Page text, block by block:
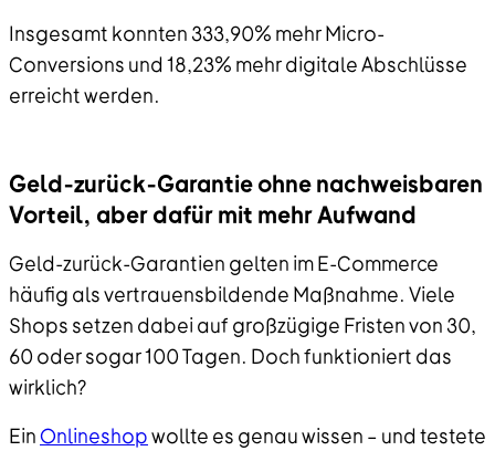
Insgesamt konnten 333,90% mehr Micro-
Conversions und 18,23% mehr digitale Abschlüsse
erreicht werden.
Geld-zurück-Garantie ohne nachweisbaren
Vorteil, aber dafür mit mehr Aufwand
Geld-zurück-Garantien gelten im E-Commerce
häufig als vertrauensbildende Maßnahme. Viele
Shops setzen dabei auf großzügige Fristen von 30,
60 oder sogar 100 Tagen. Doch funktioniert das
wirklich?
EinOnlineshopwollte es genau wissen – und testete